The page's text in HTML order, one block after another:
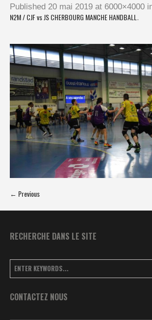
Published 20 mai 2019 at 6000×4000
N2M / CJF vs JS CHERBOURG MANCHE HANDBALL .
← Previous
RECHERCHE DANS LE SITE
CONTACTEZ NOUS